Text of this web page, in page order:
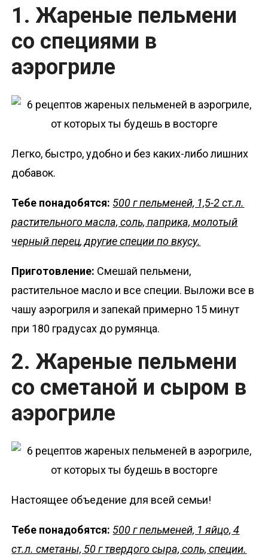
1. Жареные пельмени
со специями в
аэрогриле
Легко, быстро, удобно и без каких-либо лишних
добавок.
Тебе понадобятся: 500 г пельменей, 1,5-2 ст.л.
растительного масла, соль, паприка, молотый
черный перец, другие специи по вкусу.
Приготовление: Смешай пельмени,
растительное масло и все специи. Выложи все в
чашу аэрогриля и запекай примерно 15 минут
при 180 градусах до румянца.
2. Жареные пельмени
со сметаной и сыром в
аэрогриле
Настоящее объедение для всей семьи!
Тебе понадобятся: 500 г пельменей, 1 яйцо, 4
ст.л. сметаны, 50 г твердого сыра, соль, специи.